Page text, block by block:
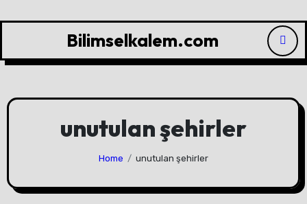
Bilimselkalem.com
unutulan şehirler
Home unutulan şehirler